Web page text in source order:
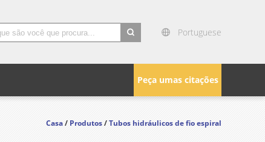
Portuguese
Peça umas citações
Casa/Produtos/Tubos hidráulicos de fio espiral